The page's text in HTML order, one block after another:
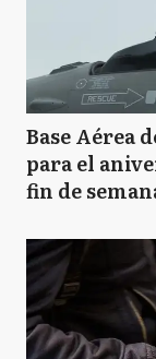
Base Aérea
para el
fin de